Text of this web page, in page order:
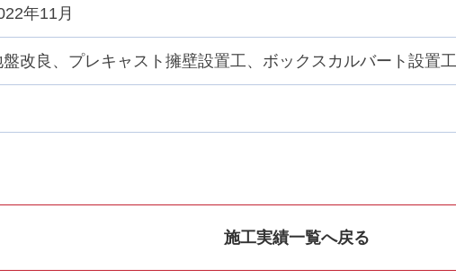
年11月
盤改良、プレキャスト擁壁設置工、ボックスカルバート設置工
施工実績一覧へ戻る